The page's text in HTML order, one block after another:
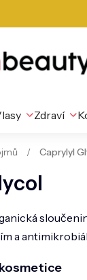
Zdraví
/ Caprylyl
a